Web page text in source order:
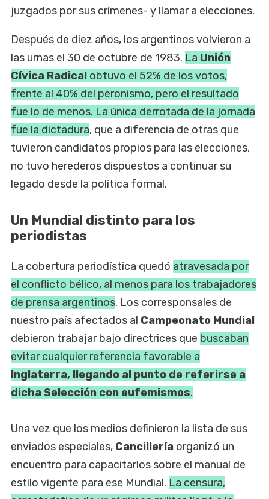
juzgados por sus crímenes- y llamar a elecciones.
Después de diez años, los argentinos volvieron a
las urnas el 30 de octubre de 1983. La Unión
Cívica Radical obtuvo el 52% de los votos,
frente al 40% del peronismo, pero el resultado
fue lo de menos. La única derrotada de la jornada
fue la dictadura, que a diferencia de otras que
tuvieron candidatos propios para las elecciones,
no tuvo herederos dispuestos a continuar su
legado desde la política formal.
Un Mundial distinto para los
periodistas
La cobertura periodística quedó atravesada por
el conflicto bélico, al menos para los trabajadores
de prensa argentinos. Los corresponsales de
nuestro país afectados al Campeonato Mundial
debieron trabajar bajo directrices que buscaban
evitar cualquier referencia favorable a
Inglaterra, llegando al punto de referirse a
dicha Selección con eufemismos.
Una vez que los medios definieron la lista de sus
enviados especiales, Cancillería organizó un
encuentro para capacitarlos sobre el manual de
estilo vigente para ese Mundial. La censura,